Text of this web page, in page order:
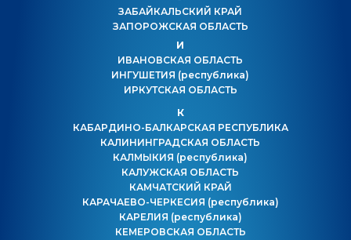
ЗАБАЙКАЛЬСКИЙ КРАЙ
ЗАПОРОЖСКАЯ ОБЛАСТЬ
И
ИВАНОВСКАЯ ОБЛАСТЬ
ИНГУШЕТИЯ (республика)
ИРКУТСКАЯ ОБЛАСТЬ
К
КАБАРДИНО-БАЛКАРСКАЯ РЕСПУБЛИКА
КАЛИНИНГРАДСКАЯ ОБЛАСТЬ
КАЛМЫКИЯ (республика)
КАЛУЖСКАЯ ОБЛАСТЬ
КАМЧАТСКИЙ КРАЙ
КАРАЧАЕВО-ЧЕРКЕСИЯ (республика)
КАРЕЛИЯ (республика)
КЕМЕРОВСКАЯ ОБЛАСТЬ